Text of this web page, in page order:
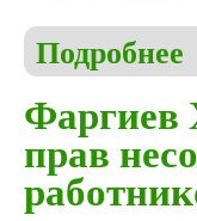
Подробнее
Фаргиев
прав